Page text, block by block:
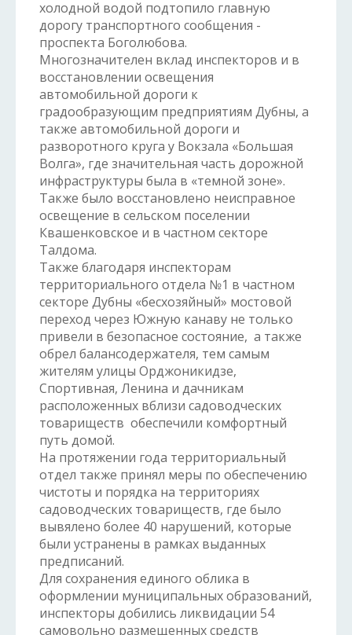
холодной водой подтопило главную
дорогу транспортного сообщения -
проспекта Боголюбова.
Многозначителен вклад инспекторов и в
восстановлении освещения
автомобильной дороги к
градообразующим предприятиям Дубны, а
также автомобильной дороги и
разворотного круга у Вокзала «Большая
Волга», где значительная часть дорожной
инфраструктуры была в «темной зоне».
Также было восстановлено неисправное
освещение в сельском поселении
Квашенковское и в частном секторе
Талдома.
Также благодаря инспекторам
территориального отдела №1 в частном
секторе Дубны «бесхозяйный» мостовой
переход через Южную канаву не только
привели в безопасное состояние, а также
обрел балансодержателя, тем самым
жителям улицы Орджоникидзе,
Спортивная, Ленина и дачникам
расположенных вблизи садоводческих
товариществ обеспечили комфортный
путь домой.
На протяжении года территориальный
отдел также принял меры по обеспечению
чистоты и порядка на территориях
садоводческих товариществ, где было
вывялено более 40 нарушений, которые
были устранены в рамках выданных
предписаний.
Для сохранения единого облика в
оформлении муниципальных образований,
инспекторы добились ликвидации 54
самовольно размещенных средств